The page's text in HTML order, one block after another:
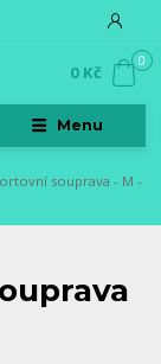
Menu
0
0 Kč
souprava - M -